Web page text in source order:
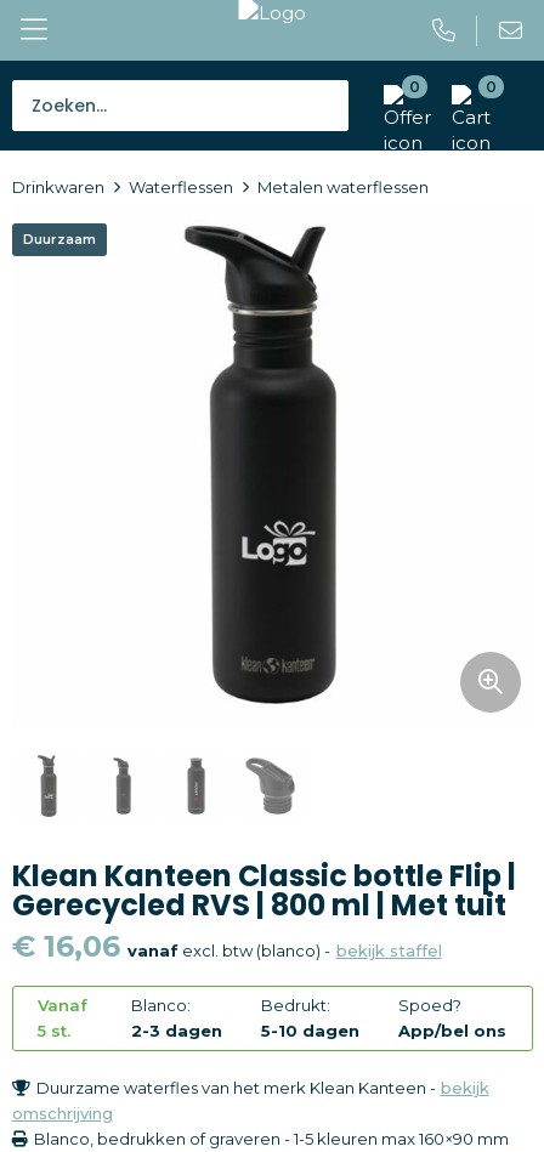
0 0
Tassen
Caps en mutsen
Gereedschap en veiligheid
Kantoorartikelen
Gadgets
Textiel
Merken
Drinkwaren Waterflessen Metalen waterflessen
Duurzaam
Klean Kanteen Classic bottle Flip |
Gerecycled RVS | 800 ml | Met tuit
€ 16,06 vanafexcl. btw (blanco) - bekijk staffel
Vanaf
5 st.
Blanco:
2-3 dagen
Bedrukt:
5-10 dagen
Spoed?
App/bel ons
Duurzame waterfles van het merk Klean Kanteen -bekijk
omschrijving
Blanco, bedrukken of graveren -1-5 kleuren max 160×90 mm